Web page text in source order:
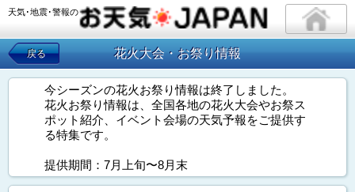
天気･地震･警報の
戻る 花火大会・お祭り情報
今シーズンの花火お祭り情報は終了しました。
花火お祭り情報は、全国各地の花火大会やお祭ス
ポット紹介、イベント会場の天気予報をご提供す
る特集です。
提供期間：7月上旬〜8月末